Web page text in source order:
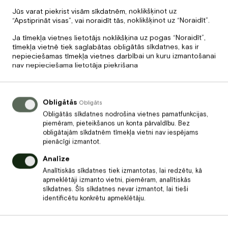
Iegāde un rezervācijaŠEIT
Iepriekšējais
Ziemas atpūta viesnīcā
Nākamais
Marts – sieviešu mēnesis
Jūs varat piekrist visām sīkdatnēm, noklikšķinot uz
“Apstiprināt visas”, vai noraidīt tās, noklikšķinot uz “Noraidīt”.
Ja tīmekļa vietnes lietotājs noklikšķina uz pogas “Noraidīt”,
tīmekļa vietnē tiek saglabātas obligātās sīkdatnes, kas ir
nepieciešamas tīmekļa vietnes darbībai un kuru izmantošanai
nav nepieciešama lietotāja piekrišana
Obligātās Obligāts
Obligātās sīkdatnes nodrošina vietnes pamatfunkcijas,
piemēram, pieteikšanos un konta pārvaldību. Bez
obligātajām sīkdatnēm tīmekļa vietni nav iespējams
pienācīgi izmantot.
Analīze
Analītiskās sīkdatnes tiek izmantotas, lai redzētu, kā
apmeklētāji izmanto vietni, piemēram, analītiskās
sīkdatnes. Šīs sīkdatnes nevar izmantot, lai tieši
identificētu konkrētu apmeklētāju.